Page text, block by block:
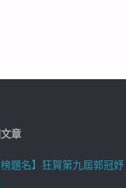
章
榜題名】狂賀第九屆郭冠